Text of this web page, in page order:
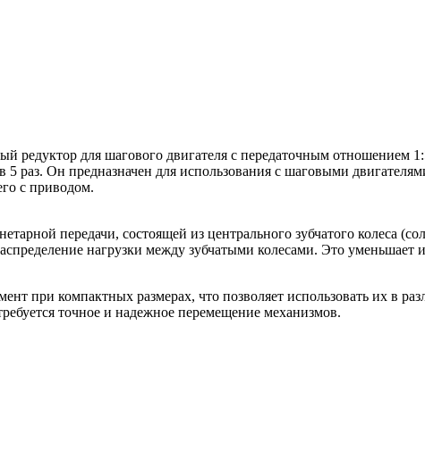
для шагового двигателя с передаточным отношением
5 раз. Он предназначен для использования с шаговыми
с приводом.
передачи, состоящей из центрального зубчатого колеса
нагрузки между зубчатыми колесами. Это уменьшает
при компактных размерах, что позволяет использовать их в
точное и надежное перемещение механизмов.